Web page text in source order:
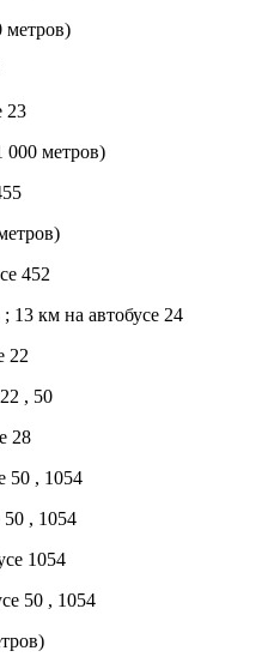
метров)
23
000 метров)
452
13 км на автобусе 24
22
, 50
28
50 , 1054
, 1054
1054
50 , 1054